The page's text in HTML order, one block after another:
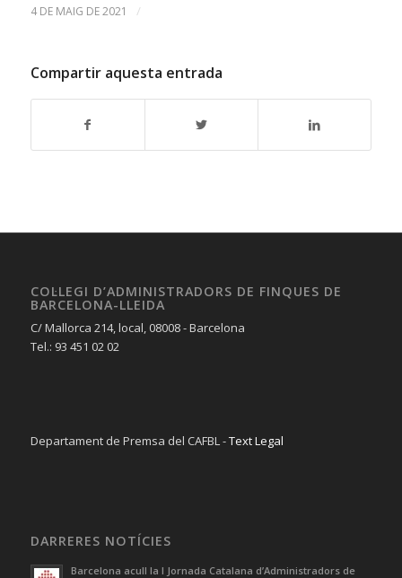
4 DE MAIG DE 2021 /
Compartir aquesta entrada
COL·LEGI D’ADMINISTRADORS DE FINQUES DE
BARCELONA-LLEIDA
C/ Mallorca 214, local, 08008 - Barcelona
Tel.: 93 451 02 02
Departament de Premsa del CAFBL -Text Legal
DARRERES NOTÍCIES
Barcelona acull la I Jornada Catalana d’Administradors de